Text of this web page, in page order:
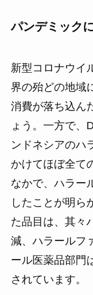
パンデミック
新型コロナウイ
界の殆どの地域
消費が落ち込ん
ょう。一方で、
ンドネシアのハ
かけてほぼ全て
なかで、ハラー
したことが明ら
た品目は、其々
減、ハラールフ
ール医薬品部門
されています。